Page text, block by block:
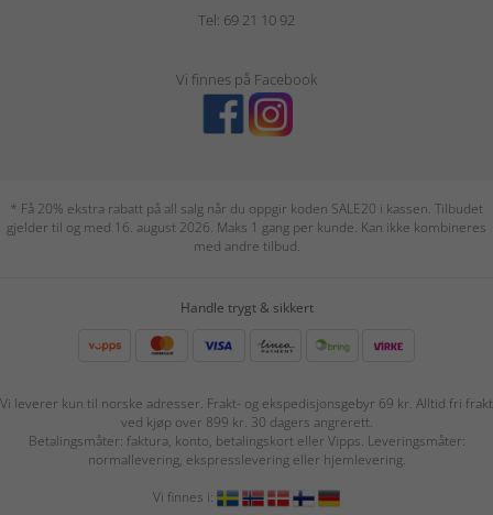
Tel: 69 21 10 92
Vi finnes på Facebook
* Få 20% ekstra rabatt på all salg når du oppgir koden SALE20 i kassen. Tilbudet
gjelder til og med 16. august 2026. Maks 1 gang per kunde. Kan ikke kombineres
med andre tilbud.
Handle trygt & sikkert
Vi leverer kun til norske adresser. Frakt- og ekspedisjonsgebyr 69 kr. Alltid fri frakt
ved kjøp over 899 kr. 30 dagers angrerett.
Betalingsmåter: faktura, konto, betalingskort eller Vipps. Leveringsmåter:
normallevering, ekspresslevering eller hjemlevering.
Vi finnes i: